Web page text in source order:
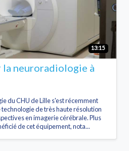
13:15
la neuroradiologie à
du CHU de Lille s'est récemment
de très haute résolution
en imagerie cérébrale. Plus
de cet équipement, nota...